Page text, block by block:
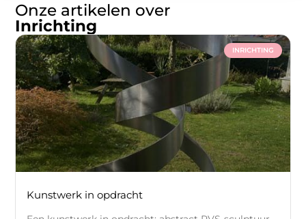
Onze artikelen over
Inrichting
INRICHTING
Kunstwerk in opdracht